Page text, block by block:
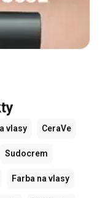
vlasy CeraVe
Sudocrem
Farba na vlasy